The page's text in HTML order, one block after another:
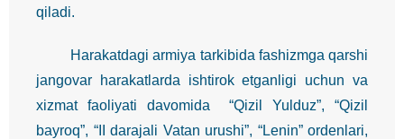
qiladi.
Harakatdagi armiya tarkibida fashizmga qarshi
jangovar harakatlarda ishtirok etganligi uchun va
xizmat faoliyati davomida “Qizil Yulduz”, “Qizil
bayroq”, “II darajali Vatan urushi”, “Lenin” ordenlari,